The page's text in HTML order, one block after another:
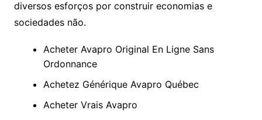
diversos esforços por construir economias e
sociedades não.
Acheter Avapro Original En Ligne Sans
Ordonnance
Achetez Générique Avapro Québec
Acheter Vrais Avapro